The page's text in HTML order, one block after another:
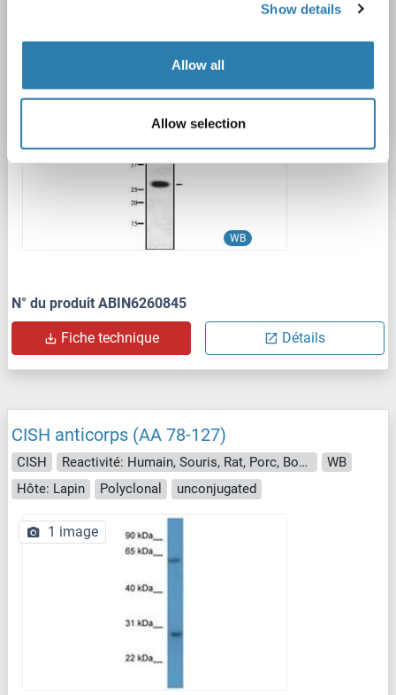
Show details
Allow all
Allow selection
WB
1 image
N° du produit ABIN6260845
Fiche technique Détails
CISH anticorps (AA 78-127)
CISH Reactivité: Humain, Souris, Rat, Porc, Boeuf (Vache), Cheval, Chien, Lapin, Roussette (Chauve-souris), Singe
WB
Hôte: Lapin
Polyclonal unconjugated
1 image